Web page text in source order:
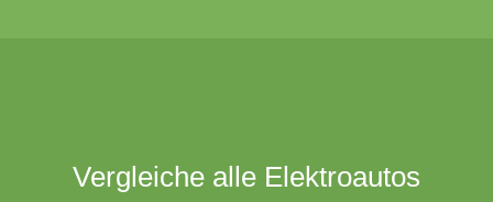
Vergleiche alle Elektroautos